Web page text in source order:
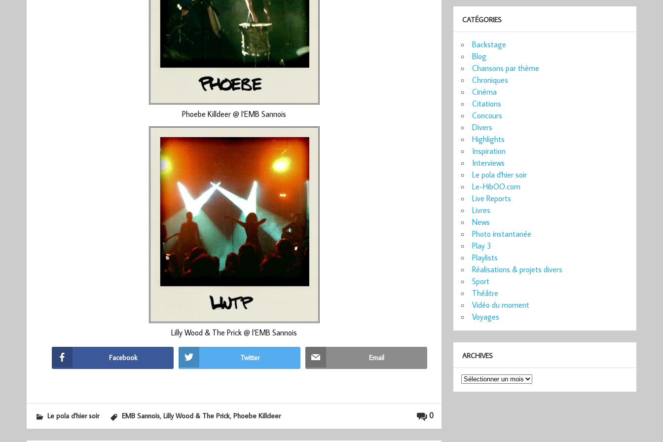
Phoebe Killdeer @ l’EMB Sannois
Lilly Wood & The Prick @ l’EMB Sannois
Facebook Twitter Email
0
Le pola d'hier soir EMB Sannois, Lilly Wood & The Prick, Phoebe Killdeer
CATÉGORIES
Backstage
Blog
Chansons par thème
Chroniques
Cinéma
Citations
Concours
Divers
Highlights
Inspiration
Interviews
Le pola d'hier soir
Le-HibOO.com
Live Reports
Livres
News
Photo instantanée
Play 3
Playlists
Réalisations & projets divers
Sport
Théâtre
Vidéo du moment
Voyages
ARCHIVES
Archives